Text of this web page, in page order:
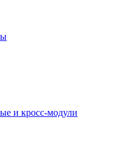
и кросс-модули